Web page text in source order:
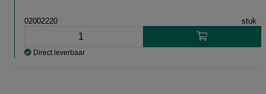
02002220 stuk
Direct leverbaar